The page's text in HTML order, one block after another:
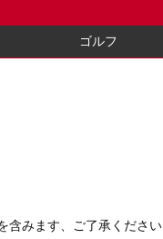
ゴルフ
みます、ご了承ください